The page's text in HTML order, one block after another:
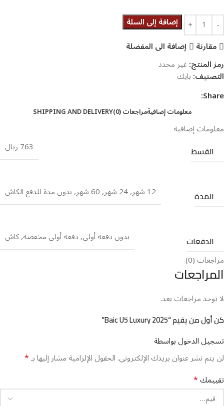
إضافة إلى السلة
مقارنة
إضافة الى المفضلة
رمز المنتج:غير محدد
التصنيف:بايك
Share:
معلومات إضافيةمراجعات (0) SHIPPING AND DELIVERY
معلومات إضافية
القسط 763 ريال
المدة 12 شهر ,24 شهر ,60 شهر ,بدون مدة للدفع الكاش
الدفعات بدون دفعة أولى,دفعة أولى مخفضة,كاش
مراجعات (0)
المراجعات
لا توجد مراجعات بعد.
كن أول من يقيم “Baic U5 Luxury 2025”
تسجيل الدخول بواسطة
لن يتم نشر عنوان بريدك الإلكتروني.الحقول الإلزامية مشار إليها بـ*
تقييمك*